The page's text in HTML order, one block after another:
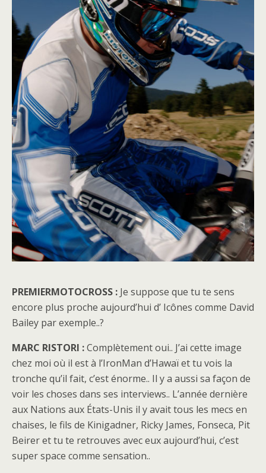
PREMIERMOTOCROSS : Je suppose que tu te sens
encore plus proche aujourd’hui d’ Icônes comme David
Bailey par exemple..?
MARC RISTORI :Complètement oui.. J’ai cette image
chez moi où il est à l’IronMan d’Hawaï et tu vois la
tronche qu’il fait, c’est énorme.. Il y a aussi sa façon de
voir les choses dans ses interviews.. L’année dernière
aux Nations aux États-Unis il y avait tous les mecs en
chaises, le fils de Kinigadner, Ricky James, Fonseca, Pit
Beirer et tu te retrouves avec eux aujourd’hui, c’est
super space comme sensation..